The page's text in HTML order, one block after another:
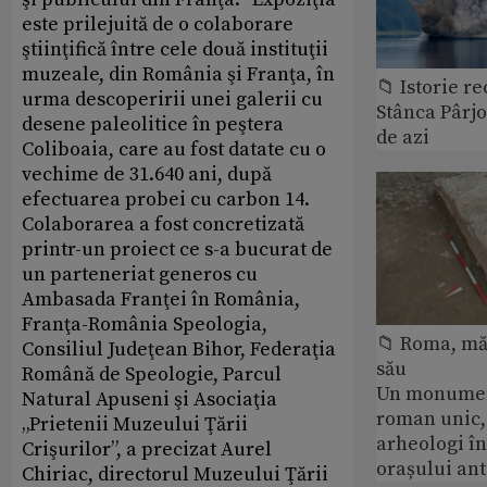
este prilejuită de o colaborare
ştiinţifică între cele două instituţii
muzeale, din România şi Franţa, în
urma descoperirii unei galerii cu
desene paleolitice în peştera
Coliboaia, care au fost datate cu o
vechime de 31.640 ani, după
efectuarea probei cu carbon 14.
Colaborarea a fost concretizată
printr-un proiect ce s-a bucurat de
un parteneriat generos cu
Ambasada Franţei în România,
Franţa-România Speologia,
Consiliul Judeţean Bihor, Federaţia
Română de Speologie, Parcul
Natural Apuseni şi Asociaţia
„Prietenii Muzeului Ţării
Crişurilor”, a precizat Aurel
Chiriac, directorul Muzeului Ţării
📁 Istorie
Stânca
de azi
📁 Roma,
său
Un
roman
arheologi
orașului